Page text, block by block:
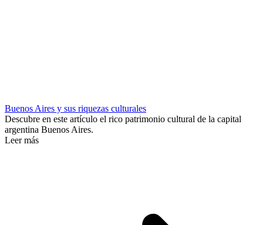
Buenos Aires y sus riquezas culturales
Descubre en este artículo el rico patrimonio cultural de la capital
argentina Buenos Aires.
Leer más